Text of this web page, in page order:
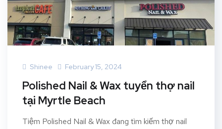
Shinee February 15, 2024
Polished Nail & Wax tuyển thợ nail
tại Myrtle Beach
Tiệm Polished Nail & Wax đang tìm kiếm thợ nail